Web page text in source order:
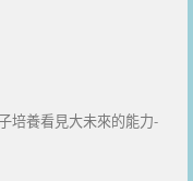
培養看見大未來的能力-